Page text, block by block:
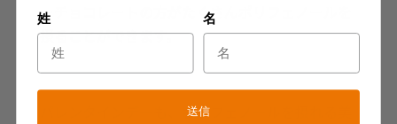
ーチョコレートの方がたくさんポリフェノールを
摂ることができます。
バレンタインデーも、ポリフェノールを摂れる美
姓 名
送信